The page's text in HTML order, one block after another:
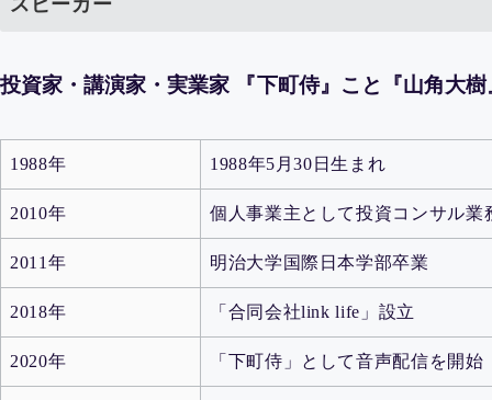
スピーカー
投資家・講演家・実業家 『下町侍』こと『山角大樹
1988年 1988年5月30日生まれ
2010年 個人事業主として投資コンサル業
2011年 明治大学国際日本学部卒業
2018年 「合同会社link life」設立
2020年 「下町侍」として音声配信を開始